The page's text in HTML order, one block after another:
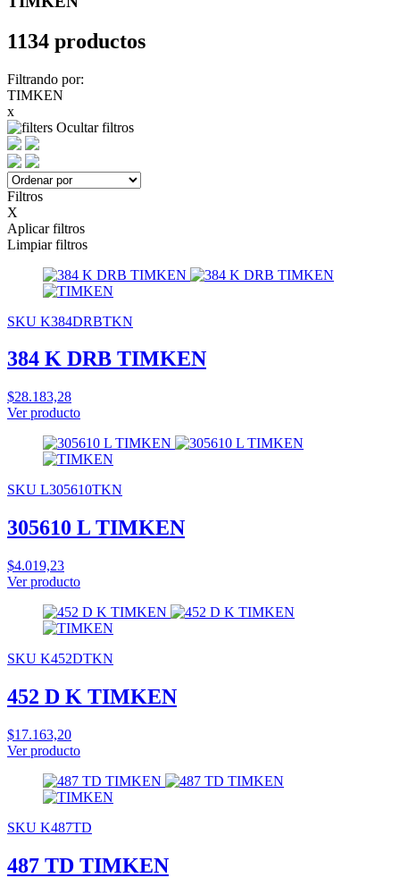
1134 productos
Filtrando por:
TIMKEN
x
Ocultar filtros
Filtros
X
Aplicar filtros
Limpiar filtros
SKU K384DRBTKN
384 K DRB TIMKEN
$28.183,28
Ver producto
SKU L305610TKN
305610 L TIMKEN
$4.019,23
Ver producto
SKU K452DTKN
452 D K TIMKEN
$17.163,20
Ver producto
SKU K487TD
487 TD TIMKEN